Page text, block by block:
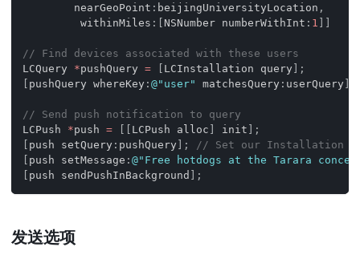
        nearGeoPoint
: beijingUniversityLocation ,
         withinMiles
: NSNumber numberWithInt : 1
// Find devices associated with these users
LCQuery *pushQuery = LCInstallation query
;
pushQuery whereKey : @"user" matchesQuery : userQuery
// Send push notification to query
LCPush *push = LCPush alloc init
;
push setQuery : pushQuery ;
// Set our Installation
push setMessage : @"Free hotdogs at the Tarara
push sendPushInBackground ;
发送选项